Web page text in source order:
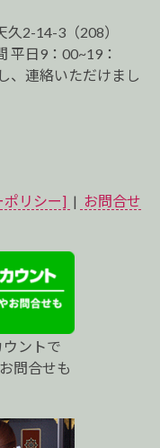
2-14-3（208）
平日9：00~19：
、連絡いただけまし
ポリシー] | お問合せ
ントで
問合せも